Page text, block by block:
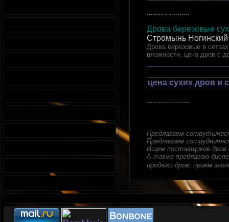
.....................
Дрова березовые
Стромынь
Дрова березовые в
влажности, цена дров с
цена сухих дров и
.....................
Предлагаем
Предлагаем
Ищем поставщиков дров
А также предлагаю
продажи дров, приём